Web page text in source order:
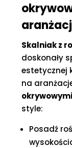
Skalniak z
doskonały
estetycznej
na
style:
Posadź